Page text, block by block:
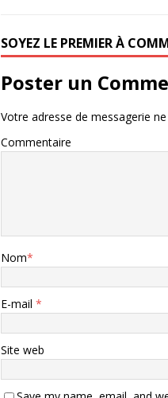
SOYEZ LE PREMIER À
Poster un
Votre adresse de messagerie
Commentaire
Nom*
E-mail *
Site web